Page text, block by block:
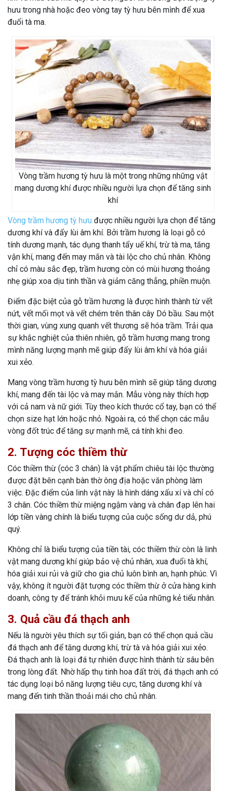
hưu trong nhà hoặc đeo vòng tay tỳ hưu bên mình để xua
đuổi tà ma.
Vòng trầm hương tỳ hưu là một trong những những vật
mang dương khí được nhiều người lựa chọn để tăng sinh
khí
Vòng trầm hương tỳ hưu được nhiều người lựa chọn để tăng
dương khí và đẩy lùi âm khí. Bởi trầm hương là loại gỗ có
tính dương mạnh, tác dụng thanh tẩy uế khí, trừ tà ma, tăng
vận khí, mang đến may mắn và tài lộc cho chủ nhân. Không
chỉ có màu sắc đẹp, trầm hương còn có mùi hương thoảng
nhẹ giúp xoa dịu tinh thần và giảm căng thẳng, phiền muộn.
Điểm đặc biệt của gỗ trầm hương là được hình thành từ vết
nứt, vết mối mọt và vết chém trên thân cây Dó bầu. Sau một
thời gian, vùng xung quanh vết thương sẽ hóa trầm. Trải qua
sự khắc nghiệt của thiên nhiên, gỗ trầm hương mang trong
mình năng lượng mạnh mẽ giúp đẩy lùi âm khí và hóa giải
xui xẻo.
Mang vòng trầm hương tỳ hưu bên mình sẽ giúp tăng dương
khí, mang đến tài lộc và may mắn. Mẫu vòng này thích hợp
với cả nam và nữ giới. Tùy theo kích thước cổ tay, bạn có thể
chọn size hạt lớn hoặc nhỏ. Ngoài ra, có thể chọn các mẫu
vòng đốt trúc để tăng sự mạnh mẽ, cá tính khi đeo.
2. Tượng cóc thiềm thừ
Cóc thiềm thừ (cóc 3 chân) là vật phẩm chiêu tài lộc thường
được đặt bên cạnh bàn thờ ông địa hoặc văn phòng làm
việc. Đặc điểm của linh vật này là hình dáng xấu xí và chỉ có
3 chân. Cóc thiềm thừ miệng ngậm vàng và chân đạp lên hai
lớp tiền vàng chính là biểu tượng của cuộc sống dư dả, phú
quý.
Không chỉ là biểu tượng của tiền tài, cóc thiềm thừ còn là linh
vật mang dương khí giúp bảo vệ chủ nhân, xua đuổi tà khí,
hóa giải xui rủi và giữ cho gia chủ luôn bình an, hạnh phúc. Vì
vậy, không ít người đặt tượng cóc thiềm thừ ở cửa hàng kinh
doanh, công ty để tránh khỏi mưu kế của những kẻ tiểu nhân.
3. Quả cầu đá thạch anh
Nếu là người yêu thích sự tối giản, bạn có thể chọn quả cầu
đá thạch anh để tăng dương khí, trừ tà và hóa giải xui xẻo.
Đá thạch anh là loại đá tự nhiên được hình thành từ sâu bên
trong lòng đất. Nhờ hấp thụ tinh hoa đất trời, đá thạch anh có
tác dụng loại bỏ năng lượng tiêu cực, tăng dương khí và
mang đến tinh thần thoải mái cho chủ nhân.